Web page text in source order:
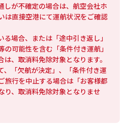
しが不確定の場合は、航空会社ホ
は直接空港にて運航状況をご確認
る場合、または「途中引き返し」
の可能性を含む「条件付き運航」
は、取消料免除対象となります。
、「欠航が決定」、「条件付き運
旅行を中止する場合は「お客様都
り、取消料免除対象となりませ